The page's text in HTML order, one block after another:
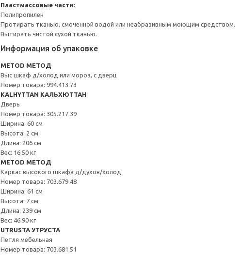
Пластмассовые части:
Полипропилен
Протирать тканью, смоченной водой или неабразивным моющим средством.
Вытирать чистой сухой тканью.
Информация об упаковке
METOD МЕТОД
Выс шкаф д/холод или мороз, с дверц
Номер товара: 994.413.73
KALHYTTAN КАЛЬХЮТТАН
Дверь
Номер товара: 305.217.39
Ширина: 60 см
Высота: 2 см
Длина: 206 см
Вес: 16.50 кг
METOD МЕТОД
Каркас высокого шкафа д/духов/холод
Номер товара: 703.679.48
Ширина: 61 см
Высота: 7 см
Длина: 239 см
Вес: 46.90 кг
UTRUSTA УТРУСТА
Петля мебельная
Номер товара: 703.681.51